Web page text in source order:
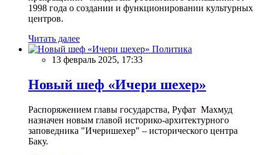
1998 года о создании и функционировании культурных
центров.
Читать далее
Политика
13 февраль 2025, 17:33
Новый шеф «Ичери шехер»
Распоряжением главы государства, Руфат Махмуд
назначен новым главой историко-архитектурного
заповедника "Ичеришехер" – исторического центра
Баку.